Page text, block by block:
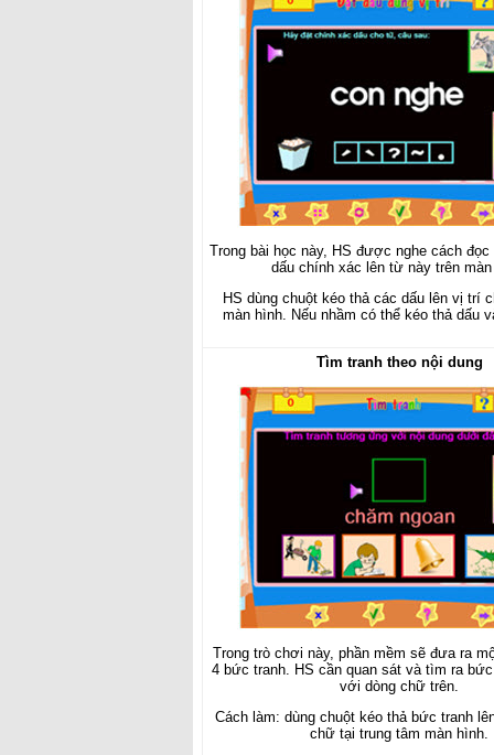
Trong bài học này, HS được nghe cách
dấu chính xác lên từ này trên
HS dùng chuột kéo thả các dấu lên vị trí
màn hình. Nếu nhầm có thể kéo thả dấu
Tìm tranh theo nội dung
Trong trò chơi này, phần mềm sẽ đưa ra
4 bức tranh. HS cần quan sát và tìm ra
với dòng chữ trên.
Cách làm: dùng chuột kéo thả bức tranh
chữ tại trung tâm màn hình.